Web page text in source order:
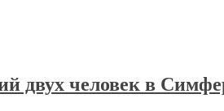
двух человек в